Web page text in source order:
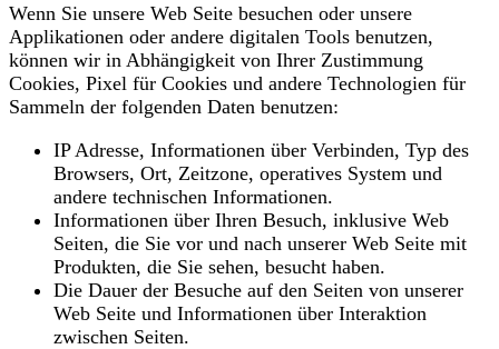
Wenn Sie unsere Web Seite besuchen oder unsere
Applikationen oder andere digitalen Tools benutzen,
können wir in Abhängigkeit von Ihrer Zustimmung
Cookies, Pixel für Cookies und andere Technologien für
Sammeln der folgenden Daten benutzen:
IP Adresse, Informationen über Verbinden, Typ des
Browsers, Ort, Zeitzone, operatives System und
andere technischen Informationen.
Informationen über Ihren Besuch, inklusive Web
Seiten, die Sie vor und nach unserer Web Seite mit
Produkten, die Sie sehen, besucht haben.
Die Dauer der Besuche auf den Seiten von unserer
Web Seite und Informationen über Interaktion
zwischen Seiten.